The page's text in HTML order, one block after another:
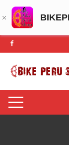
Saltar
al
contenido